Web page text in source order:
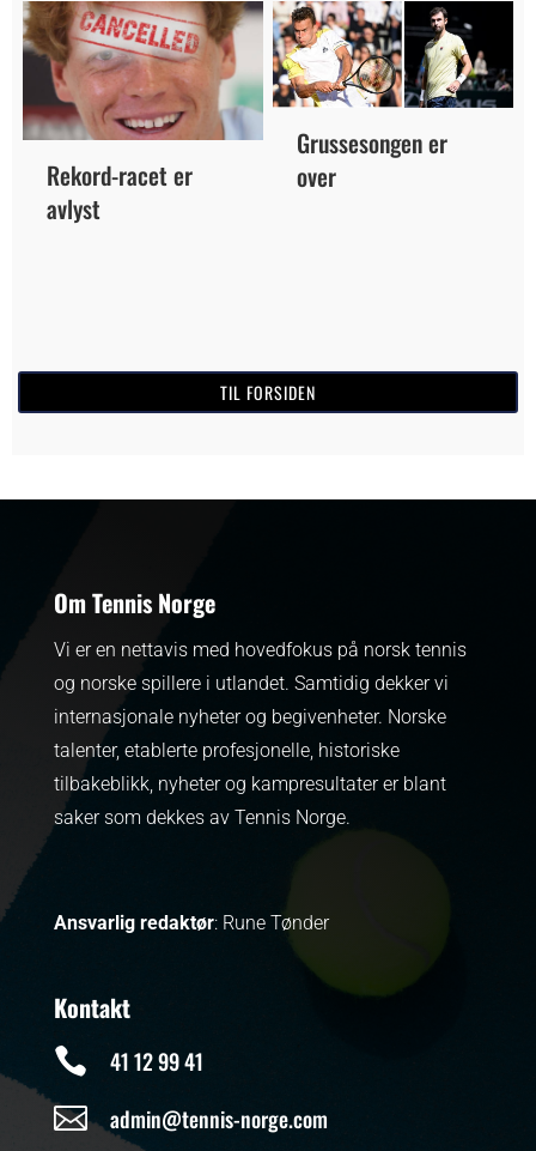
Rekord-racet er
avlyst
Grussesongen er
over
TIL FORSIDEN
Om Tennis Norge
Vi er en nettavis med hovedfokus på norsk tennis
og norske spillere i utlandet. Samtidig dekker vi
internasjonale nyheter og begivenheter. Norske
talenter, etablerte profesjonelle, historiske
tilbakeblikk, nyheter og kampresultater er blant
saker som dekkes av Tennis Norge.
Ansvarlig redaktør: Rune Tønder
Kontakt
 41 12 99 41
 admin@tennis-norge.com